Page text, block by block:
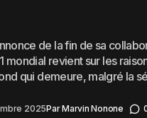
de la fin de sa
mondial revient sur les
qui demeure, malgré la
2025ParMarvin Nonone